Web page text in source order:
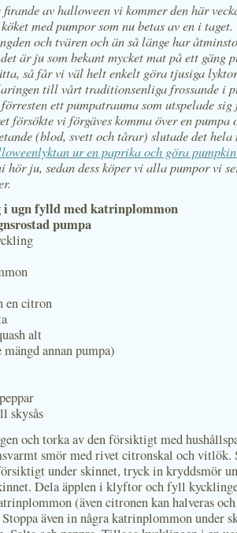
firande av halloween vi kommer den här
med pumpor som nu betas av en i
och tvären och än så länge har
är ju som bekant mycket mat på ett gäng
så får vi väl helt enkelt göra tjusiga
till vårt traditionsenliga frossande i
ett pumpatrauma som utspelade
försökte vi förgäves komma över en pumpa
(blod, svett och tårar) slutade det hela
ur en paprika och göra
hör ju, sedan dess köper vi alla pumpor vi
ugn fylld med katrinplommon
pumpa
en citron
alt
annan pumpa)
skysås
och torka av den försiktigt med
smör med rivet citronskal och vitlök.
under skinnet, tryck in kryddsmör
Dela äpplen i klyftor och fyll
(även citronen kan halveras
även in några katrinplommon under